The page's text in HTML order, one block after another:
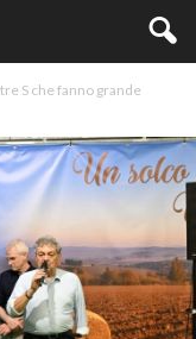
S che fanno grande